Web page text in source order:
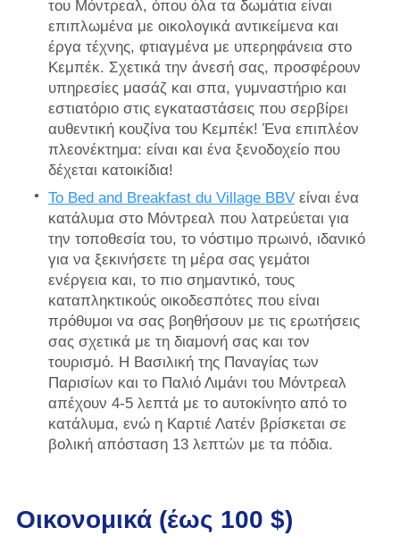
του Μόντρεαλ, όπου όλα τα δωμάτια είναι
επιπλωμένα με οικολογικά αντικείμενα και
έργα τέχνης, φτιαγμένα με υπερηφάνεια στο
Κεμπέκ. Σχετικά την άνεσή σας, προσφέρουν
υπηρεσίες μασάζ και σπα, γυμναστήριο και
εστιατόριο στις εγκαταστάσεις που σερβίρει
αυθεντική κουζίνα του Κεμπέκ! Ένα επιπλέον
πλεονέκτημα: είναι και ένα ξενοδοχείο που
δέχεται κατοικίδια!
Το Bed and Breakfast du Village BBVείναι ένα
κατάλυμα στο Μόντρεαλ που λατρεύεται για
την τοποθεσία του, το νόστιμο πρωινό, ιδανικό
για να ξεκινήσετε τη μέρα σας γεμάτοι
ενέργεια και, το πιο σημαντικό, τους
καταπληκτικούς οικοδεσπότες που είναι
πρόθυμοι να σας βοηθήσουν με τις ερωτήσεις
σας σχετικά με τη διαμονή σας και τον
τουρισμό. Η Βασιλική της Παναγίας των
Παρισίων και το Παλιό Λιμάνι του Μόντρεαλ
απέχουν 4-5 λεπτά με το αυτοκίνητο από το
κατάλυμα, ενώ η Καρτιέ Λατέν βρίσκεται σε
βολική απόσταση 13 λεπτών με τα πόδια.
Οικονομικά (έως 100 $)